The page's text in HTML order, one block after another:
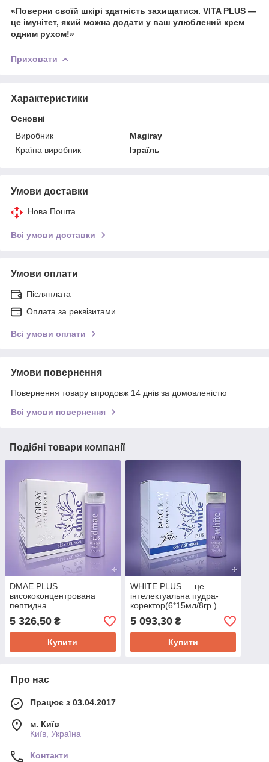
«Поверни своїй шкірі здатність захищатися. VITA PLUS —
це імунітет, який можна додати у ваш улюблений крем
одним рухом!»
Приховати
Характеристики
Основні
Виробник
Magiray
Країна виробник
Ізраїль
Умови доставки
Нова Пошта
Всі умови доставки
Умови оплати
Післяплата
Оплата за реквізитами
Всі умови оплати
Умови повернення
Повернення товару впродовж 14 днів за домовленістю
Всі умови повернення
Подібні товари компанії
DMAE PLUS —
висококонцентрована
пептидна
добавка(6*15мл/8гр)
5 326,50 ₴
Купити
WHITE PLUS — це
інтелектуальна пудра-
коректор(6*15мл/8гр.)
5 093,30₴
Купити
Про нас
Працює з 03.04.2017
м. Київ
Київ, Україна
Контакти